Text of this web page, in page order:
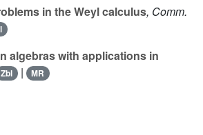
in the Weyl calculus, Comm.
algebras with applications in
Zbl | MR